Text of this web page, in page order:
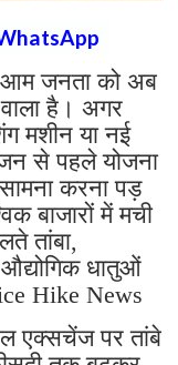
आम जनता को अब
है। अगर
मशीन या नई
से पहले योजना
करना पड़
बाजारों में मची
तांबा,
धातुओं
Hike News
एक्सचेंज पर तांबे